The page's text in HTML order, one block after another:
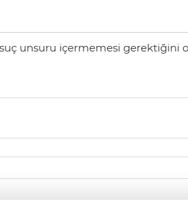
unsuru içermemesi gerektiğini